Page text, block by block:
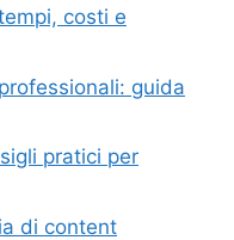
costi e
guida
pratici per
di content